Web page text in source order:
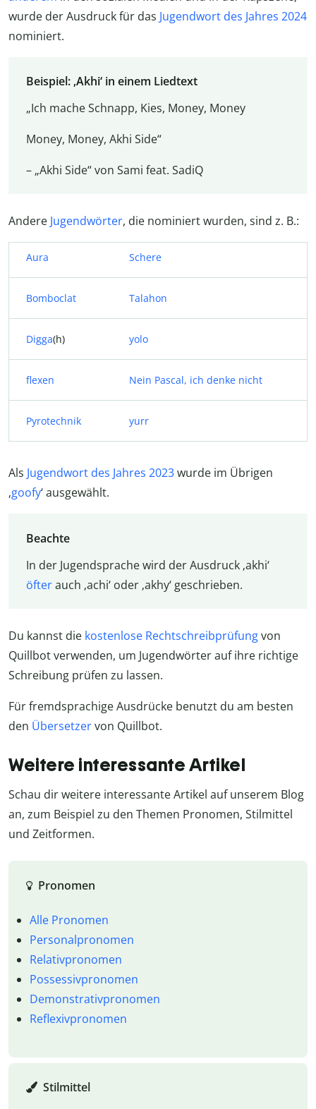
wurde der Ausdruck für das Jugendwort des Jahres 2024
nominiert.
Beispiel: ‚Akhi‘ in einem Liedtext
„Ich mache Schnapp, Kies, Money, Money
Money, Money, Akhi Side“
– „Akhi Side“ von Sami feat. SadiQ
Andere Jugendwörter, die nominiert wurden, sind z. B.:
Aura Schere
Bomboclat Talahon
Digga(h) yolo
flexen Nein Pascal, ich denke nicht
Pyrotechnik yurr
Als Jugendwort des Jahres 2023wurde im Übrigen
‚goofy‘ ausgewählt.
Beachte
In der Jugendsprache wird der Ausdruck ‚akhi‘
öfterauch ‚achi‘ oder ‚akhy‘ geschrieben.
Du kannst die kostenlose Rechtschreibprüfungvon
Quillbot verwenden, um Jugendwörter auf ihre richtige
Schreibung prüfen zu lassen.
Für fremdsprachige Ausdrücke benutzt du am besten
den Übersetzervon Quillbot.
Weitere interessante Artikel
Schau dir weitere interessante Artikel auf unserem Blog
an, zum Beispiel zu den Themen Pronomen, Stilmittel
und Zeitformen.
Pronomen
Alle Pronomen
Personalpronomen
Relativpronomen
Possessivpronomen
Demonstrativpronomen
Reflexivpronomen
Stilmittel